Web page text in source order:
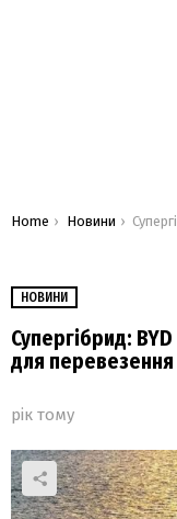
You are here:
Home Новини Супергібрид: BYD вивів у
НОВИНИ
Супергібрид:
для перевезення
рік тому